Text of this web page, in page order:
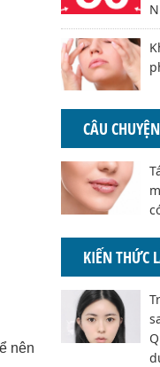
nên
CÂU
KIẾN THỨC